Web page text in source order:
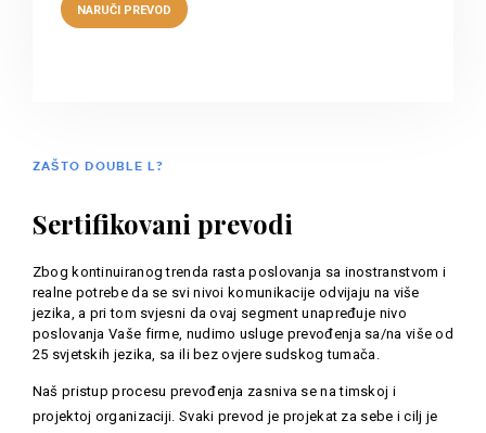
ZAŠTO DOUBLE L?
Sertifikovani prevodi
Zbog kontinuiranog trenda rasta poslovanja sa inostranstvom i
realne potrebe da se svi nivoi komunikacije odvijaju na više
jezika, a pri tom svjesni da ovaj segment unapređuje nivo
poslovanja Vaše firme, nudimo usluge prevođenja sa/na više od
25 svjetskih jezika, sa ili bez ovjere sudskog tumača.
Naš pristup procesu prevođenja zasniva se na timskoj i
projektoj organizaciji. Svaki prevod je projekat za sebe i cilj je